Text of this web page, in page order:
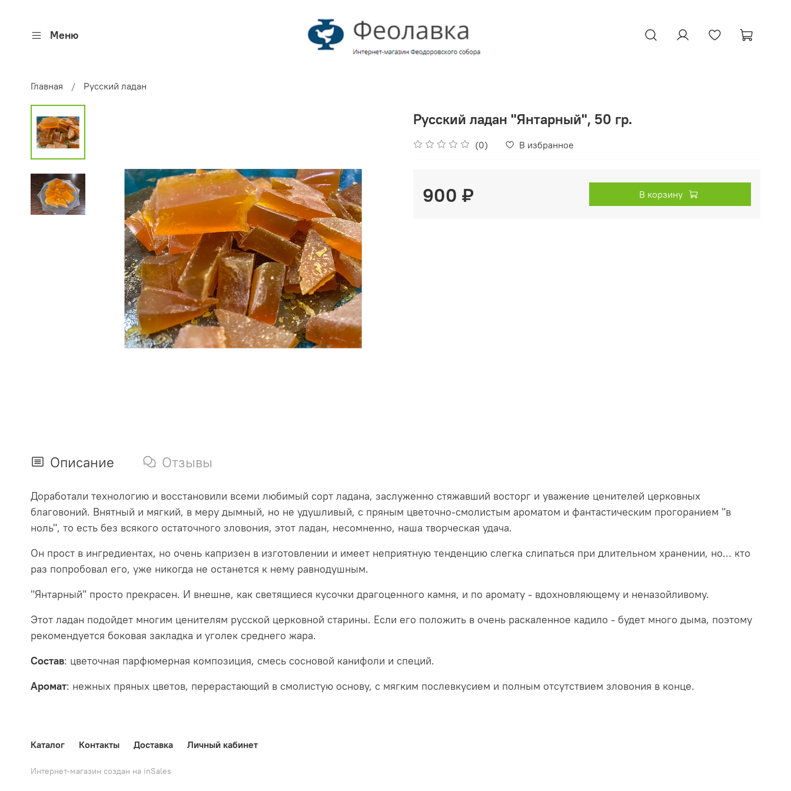
Меню
Главная Русский ладан
Русский ладан "Янтарный", 50 гр.
(0) В избранное
900 ₽ В корзину
Описание Отзывы
Доработали технологию и восстановили всеми любимый сорт ладана, заслуженно стяжавший восторг и уважение ценителей церковных
благовоний. Внятный и мягкий, в меру дымный, но не удушливый, с пряным цветочно-смолистым ароматом и фантастическим прогоранием "в
ноль", то есть без всякого остаточного зловония, этот ладан, несомненно, наша творческая удача.
Он прост в ингредиентах, но очень капризен в изготовлении и имеет неприятную тенденцию слегка слипаться при длительном хранении, но... кто
раз попробовал его, уже никогда не останется к нему равнодушным.
"Янтарный" просто прекрасен. И внешне, как светящиеся кусочки драгоценного камня, и по аромату - вдохновляющему и неназойливому.
Этот ладан подойдет многим ценителям русской церковной старины. Если его положить в очень раскаленное кадило - будет много дыма, поэтому
рекомендуется боковая закладка и уголек среднего жара.
Состав: цветочная парфюмерная композиция, смесь сосновой канифоли и специй.
Аромат: нежных пряных цветов, перерастающий в смолистую основу, с мягким послевкусием и полным отсутствием зловония в конце.
Каталог Контакты Доставка Личный кабинет
Интернет-магазин создан на inSales